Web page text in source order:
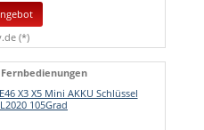
(*)